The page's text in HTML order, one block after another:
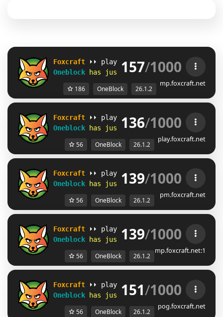
Foxcraft
⏵⏵
Oneblock
has just reset !
157/1000
mp.foxcraft.net
186 OneBlock 26.1.2
Foxcraft
⏵⏵
Oneblock
has just reset!
136/1000
play.foxcraft.net
56 OneBlock 26.1.2
Foxcraft
⏵⏵
Oneblock
has just reset!
139/1000
pm.foxcraft.net
56 OneBlock 26.1.2
Foxcraft
⏵⏵
Oneblock
has just reset!
139/1000
mp.foxcraft.net:1
56 OneBlock 26.1.2
Foxcraft
⏵⏵
Oneblock
has just reset !
151/1000
pog.foxcraft.net
56 OneBlock 26.1.2